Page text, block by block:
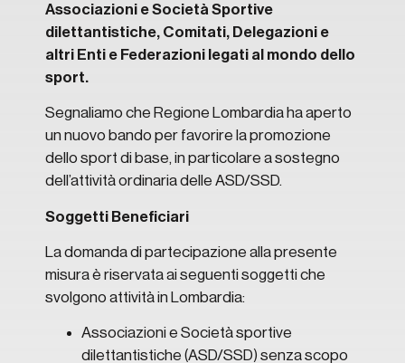
Associazioni e Società Sportive
dilettantistiche, Comitati, Delegazioni e
altri Enti e Federazioni legati al mondo dello
sport.
Segnaliamo che Regione Lombardia ha aperto
un nuovo bando per favorire la promozione
dello sport di base, in particolare a sostegno
dell’attività ordinaria delle ASD/SSD.
Soggetti Beneficiari
La domanda di partecipazione alla presente
misura è riservata ai seguenti soggetti che
svolgono attività in Lombardia:
Associazioni e Società sportive
dilettantistiche (ASD/SSD) senza scopo